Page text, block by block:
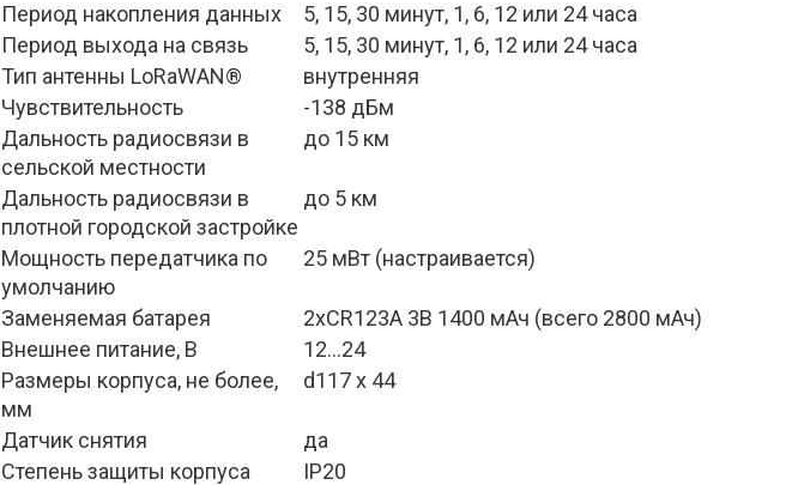
Период накопления данных
5, 15, 30 минут, 1, 6, 12 или 24 часа
Период выхода на связь
5, 15, 30 минут, 1, 6, 12 или 24 часа
Тип антенны LoRaWAN®
внутренняя
Чувствительность
-138 дБм
Дальность радиосвязи в
сельской местности
до 15 км
Дальность радиосвязи в
плотной городской застройке
до 5 км
Мощность передатчика по
умолчанию
25 мВт (настраивается)
Заменяемая батарея
2xCR123A 3В 1400 мАч (всего 2800 мАч)
Внешнее питание, В
12...24
Размеры корпуса, не более,
мм
d117 x 44
Датчик снятия
да
Степень защиты корпуса
IP20